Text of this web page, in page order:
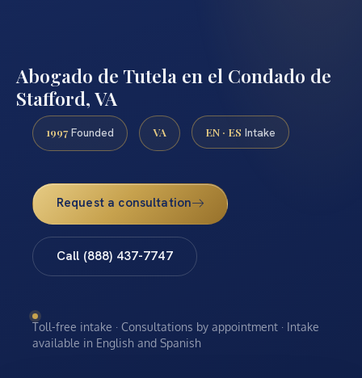
Abogado de Tutela en el Condado de
Stafford, VA
1997 Founded VA EN · ES Intake
Request a consultation
Call (888) 437-7747
Toll-free intake · Consultations by appointment · Intake
available in English and Spanish